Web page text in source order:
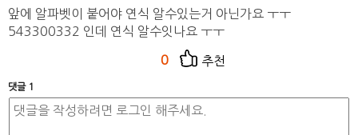
앞에 알파벳이 붙어야 연식 알수있는거 아닌가요 ㅜㅜ
543300332 인데 연식 알수잇나요 ㅜㅜ
0 추천
댓글 1